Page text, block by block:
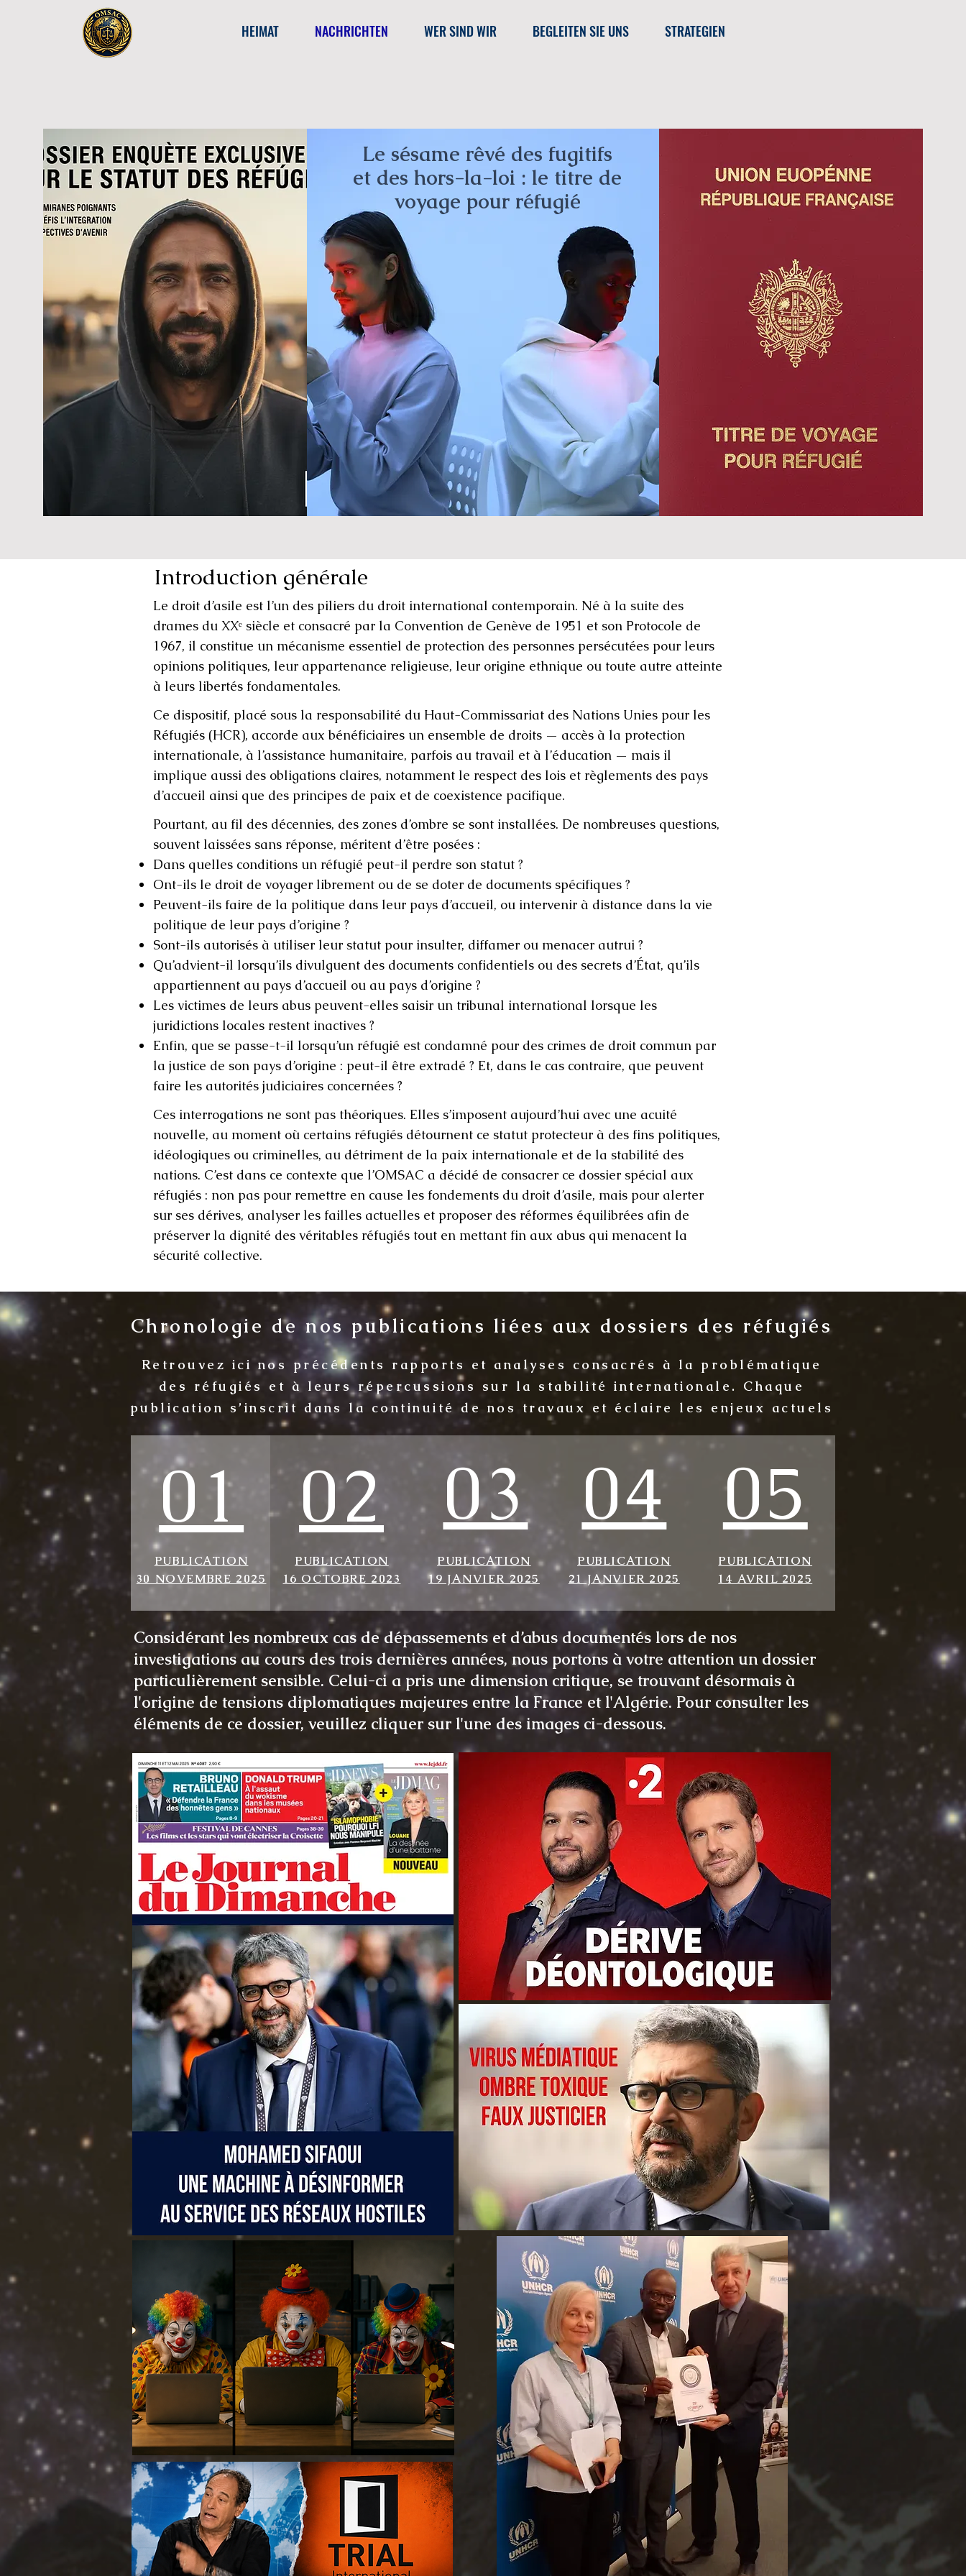
HEIMAT NACHRICHTEN WER SIND WIR BEGLEITEN SIE UNS STRATEGIEN
Le sésame rêvé des fugitifs
et des hors-la-loi : le titre de
voyage pour réfugié
Introduction générale
Le droit d’asile est l’un des piliers du droit international contemporain. Né à la suite des
drames du XXᵉ siècle et consacré par la Convention de Genève de 1951 et son Protocole de
1967, il constitue un mécanisme essentiel de protection des personnes persécutées pour leurs
opinions politiques, leur appartenance religieuse, leur origine ethnique ou toute autre atteinte
à leurs libertés fondamentales.
Ce dispositif, placé sous la responsabilité du Haut-Commissariat des Nations Unies pour les
Réfugiés (HCR), accorde aux bénéficiaires un ensemble de droits — accès à la protection
internationale, à l’assistance humanitaire, parfois au travail et à l’éducation — mais il
implique aussi des obligations claires, notamment le respect des lois et règlements des pays
d’accueil ainsi que des principes de paix et de coexistence pacifique.
Pourtant, au fil des décennies, des zones d’ombre se sont installées. De nombreuses questions,
souvent laissées sans réponse, méritent d’être posées :
Dans quelles conditions un réfugié peut-il perdre son statut ?
Ont-ils le droit de voyager librement ou de se doter de documents spécifiques ?
Peuvent-ils faire de la politique dans leur pays d’accueil, ou intervenir à distance dans la vie
politique de leur pays d’origine ?
Sont-ils autorisés à utiliser leur statut pour insulter, diffamer ou menacer autrui ?
Qu’advient-il lorsqu’ils divulguent des documents confidentiels ou des secrets d’État, qu’ils
appartiennent au pays d’accueil ou au pays d’origine ?
Les victimes de leurs abus peuvent-elles saisir un tribunal international lorsque les
juridictions locales restent inactives ?
Enfin, que se passe-t-il lorsqu’un réfugié est condamné pour des crimes de droit commun par
la justice de son pays d’origine : peut-il être extradé ? Et, dans le cas contraire, que peuvent
faire les autorités judiciaires concernées ? ​​​​​​
Ces interrogations ne sont pas théoriques. Elles s’imposent aujourd’hui avec une acuité
nouvelle, au moment où certains réfugiés détournent ce statut protecteur à des fins politiques,
idéologiques ou criminelles, au détriment de la paix internationale et de la stabilité des
nations. C’est dans ce contexte que l’OMSAC a décidé de consacrer ce dossier spécial aux
réfugiés : non pas pour remettre en cause les fondements du droit d’asile, mais pour alerter
sur ses dérives, analyser les failles actuelles et proposer des réformes équilibrées afin de
préserver la dignité des véritables réfugiés tout en mettant fin aux abus qui menacent la
sécurité collective.​
Chronologie de nos publications liées aux dossiers des réfugiés
Retrouvez ici nos précédents rapports et analyses consacrés à la problématique
des réfugiés et à leurs répercussions sur la stabilité internationale. Chaque
publication s’inscrit dans la continuité de nos travaux et éclaire les enjeux actuels
01
PUBLICATION
30 NOVEMBRE 2025
02
PUBLICATION
16 OCTOBRE 2023
03
PUBLICATION
19 JANVIER 2025
04
PUBLICATION
21 JANVIER 2025
05
PUBLICATION
14 AVRIL 2025
Considérant les nombreux cas de dépassements et d’abus documentés lors de nos
investigations au cours des trois dernières années, nous portons à votre attention un dossier
particulièrement sensible. Celui-ci a pris une dimension critique, se trouvant désormais à
l'origine de tensions diplomatiques majeures entre la France et l'Algérie. Pour consulter les
éléments de ce dossier, veuillez cliquer sur l'une des images ci-dessous.